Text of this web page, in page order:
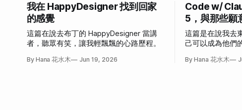
我在 HappyDesigner 找到回家
的感覺
這篇在說去布丁的 HappyDesigner 當講
者，聽眾有笑，讓我輕飄飄的心路歷程。
By Hana 花水木 Jun 19, 2026
Code w/
5，與那些願
這篇是在說我去
己可以成為他們
By Hana 花水木